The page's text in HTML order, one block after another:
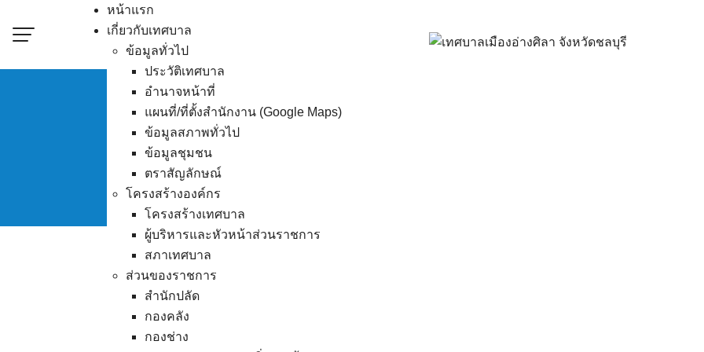
หน้าแรก
เกี่ยวกับเทศบาล
ข้อมูลทั่วไป
ประวัติเทศบาล
อำนาจหน้าที่
แผนที่/ที่ตั้งสำนักงาน (Google Maps)
ข้อมูลสภาพทั่วไป
ข้อมูลชุมชน
ตราสัญลักษณ์
โครงสร้างองค์กร
โครงสร้างเทศบาล
ผู้บริหารและหัวหน้าส่วนราชการ
สภาเทศบาล
ส่วนของราชการ
สำนักปลัด
กองคลัง
กองช่าง